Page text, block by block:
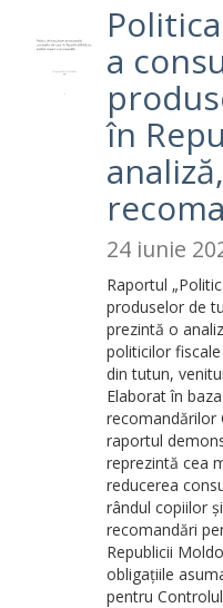
a
în
24 iunie
Raportul
produselor de
prezintă o
politicilor
din tutun,
Elaborat în
recomandărilor
raportul
reprezintă cea
reducerea
rândul copiilor
recomandări
Republicii
obligațiile
pentru